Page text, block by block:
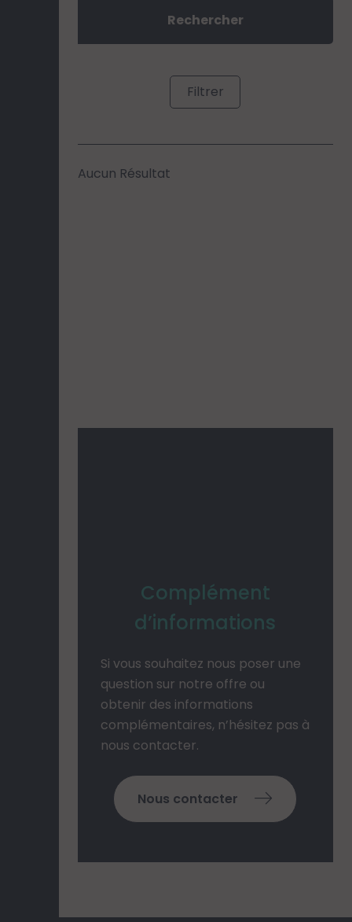
Filtrer
Aucun Résultat
Complément
d’informations
Si vous souhaitez nous poser une
question sur notre offre ou
obtenir des informations
complémentaires, n’hésitez pas à
nous contacter.
Nous contacter